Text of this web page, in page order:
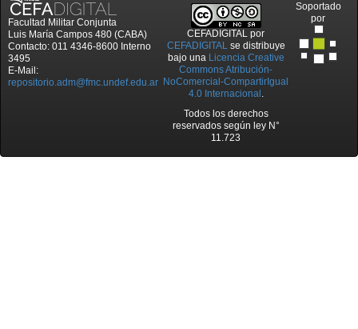
Facultad Militar Conjunta
Luis María Campos 480 (CABA)
Contacto: 011 4346-8600 Interno
3495
E-Mail:
repositorio.adm@fmc.undef.edu.ar
CEFADIGITAL por
CEFADIGITALse distribuye
bajo una Licencia Creative
Commons Atribución-
NoComercial-CompartirIgual
4.0 Internacional .
Todos los derechos
reservados según ley N°
11.723
Soportado
por